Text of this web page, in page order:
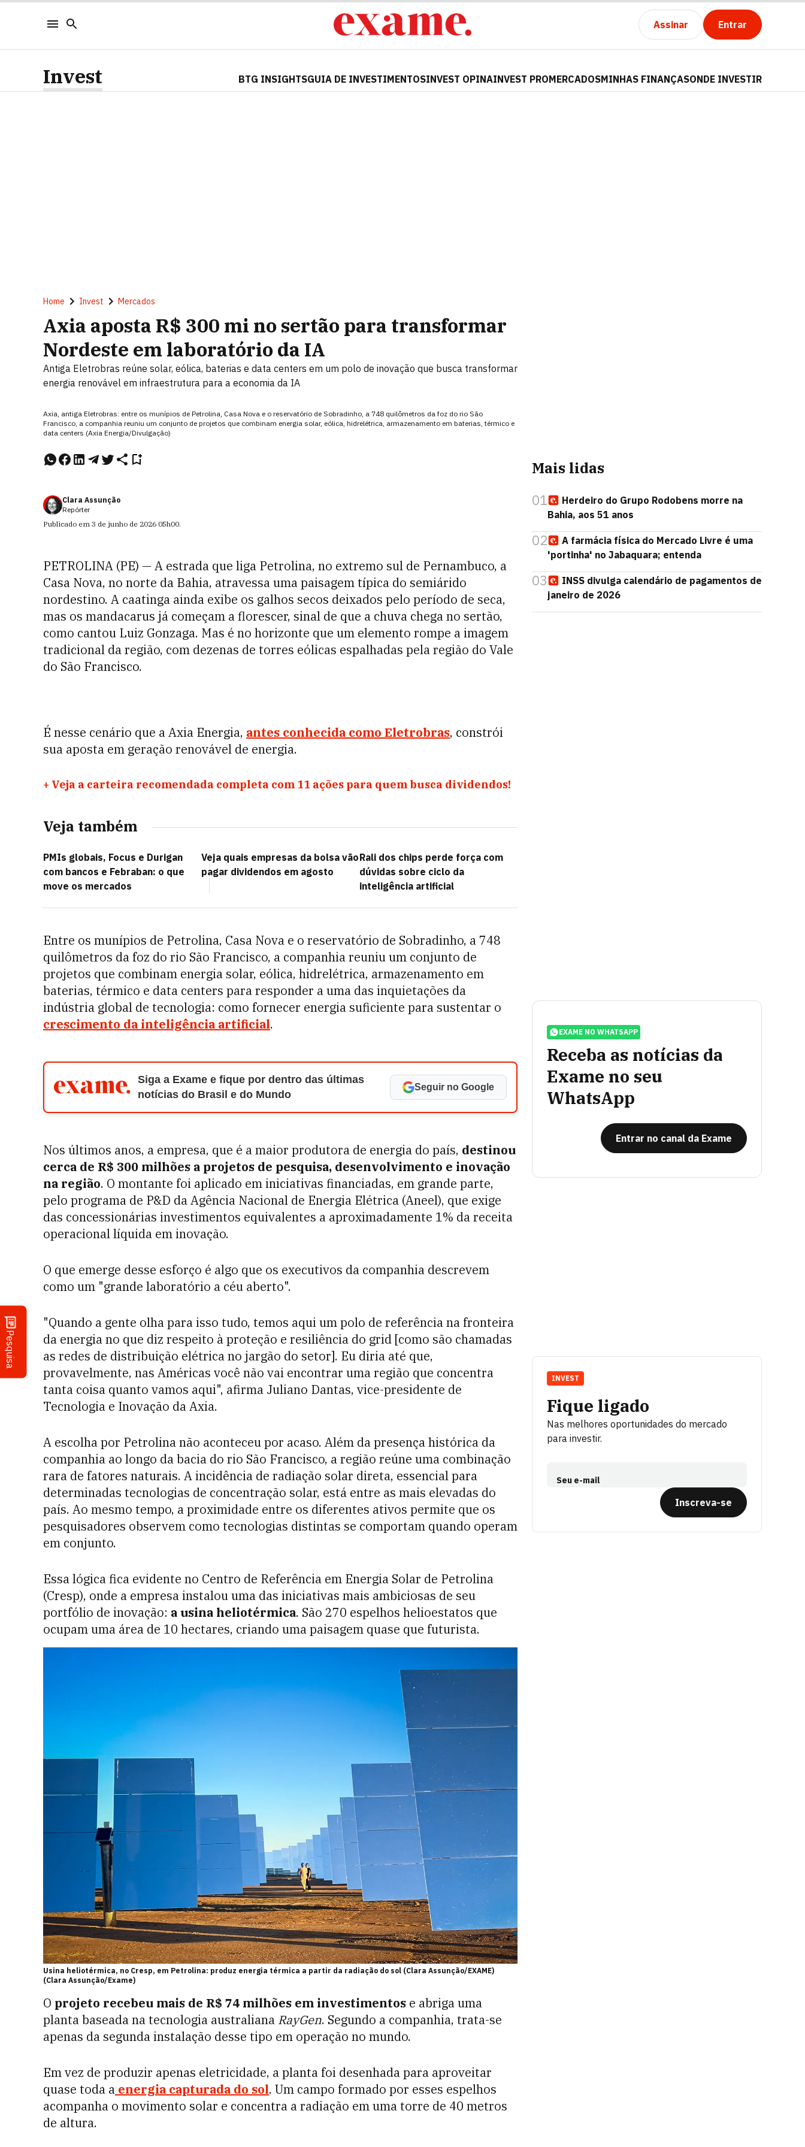
Assinar Entrar
Pesquisa
Invest BTG INSIGHTSGUIA DE INVESTIMENTOSINVEST OPINAINVEST PROMERCADOSMINHAS FINANÇASONDE INVESTIR
Home Invest Mercados
Axia aposta R$ 300 mi no sertão para transformar
Nordeste em laboratório da IA
Antiga Eletrobras reúne solar, eólica, baterias e data centers em um polo de inovação que busca transformar
energia renovável em infraestrutura para a economia da IA
Axia, antiga Eletrobras: entre os munípios de Petrolina, Casa Nova e o reservatório de Sobradinho, a 748 quilômetros da foz do rio São
Francisco, a companhia reuniu um conjunto de projetos que combinam energia solar, eólica, hidrelétrica, armazenamento em baterias, térmico e
data centers (Axia Energia/Divulgação)
Clara Assunção
Repórter
Publicado em 3 de junho de 2026 05h00.
PETROLINA (PE) — A estrada que liga Petrolina, no extremo sul de Pernambuco, a
Casa Nova, no norte da Bahia, atravessa uma paisagem típica do semiárido
nordestino. A caatinga ainda exibe os galhos secos deixados pelo período de seca,
mas os mandacarus já começam a florescer, sinal de que a chuva chega no sertão,
como cantou Luiz Gonzaga. Mas é no horizonte que um elemento rompe a imagem
tradicional da região, com dezenas de torres eólicas espalhadas pela região do Vale
do São Francisco.
É nesse cenário que a Axia Energia, antes conhecida como Eletrobras, constrói
sua aposta em geração renovável de energia.
+ Veja a carteira recomendada completa com 11 ações para quem busca dividendos!
Veja também
PMIs globais, Focus e Durigan
com bancos e Febraban: o que
move os mercados
Veja quais empresas da bolsa vão
pagar dividendos em agosto
Rali dos chips perde força com
dúvidas sobre ciclo da
inteligência artificial
Entre os munípios de Petrolina, Casa Nova e o reservatório de Sobradinho, a 748
quilômetros da foz do rio São Francisco, a companhia reuniu um conjunto de
projetos que combinam energia solar, eólica, hidrelétrica, armazenamento em
baterias, térmico e data centers para responder a uma das inquietações da
indústria global de tecnologia: como fornecer energia suficiente para sustentar o
crescimento da inteligência artificial.
Siga a Exame e fique por dentro das últimas
notícias do Brasil e do Mundo
Seguir no Google
Nos últimos anos, a empresa, que é a maior produtora de energia do país, destinou
cerca de R$ 300 milhões a projetos de pesquisa, desenvolvimento e inovação
na região. O montante foi aplicado em iniciativas financiadas, em grande parte,
pelo programa de P&D da Agência Nacional de Energia Elétrica (Aneel), que exige
das concessionárias investimentos equivalentes a aproximadamente 1% da receita
operacional líquida em inovação.
O que emerge desse esforço é algo que os executivos da companhia descrevem
como um "grande laboratório a céu aberto".
"Quando a gente olha para isso tudo, temos aqui um polo de referência na fronteira
da energia no que diz respeito à proteção e resiliência do grid [como são chamadas
as redes de distribuição elétrica no jargão do setor]. Eu diria até que,
provavelmente, nas Américas você não vai encontrar uma região que concentra
tanta coisa quanto vamos aqui", afirma Juliano Dantas, vice-presidente de
Tecnologia e Inovação da Axia.
A escolha por Petrolina não aconteceu por acaso. Além da presença histórica da
companhia ao longo da bacia do rio São Francisco, a região reúne uma combinação
rara de fatores naturais. A incidência de radiação solar direta, essencial para
determinadas tecnologias de concentração solar, está entre as mais elevadas do
país. Ao mesmo tempo, a proximidade entre os diferentes ativos permite que os
pesquisadores observem como tecnologias distintas se comportam quando operam
em conjunto.
Essa lógica fica evidente no Centro de Referência em Energia Solar de Petrolina
(Cresp), onde a empresa instalou uma das iniciativas mais ambiciosas de seu
portfólio de inovação: a usina heliotérmica. São 270 espelhos helioestatos que
ocupam uma área de 10 hectares, criando uma paisagem quase que futurista.
Usina heliotérmica, no Cresp, em Petrolina: produz energia térmica a partir da radiação do sol (Clara Assunção/EXAME)
(Clara Assunção/Exame)
O projeto recebeu mais de R$ 74 milhões em investimentos e abriga uma
planta baseada na tecnologia australiana RayGen. Segundo a companhia, trata-se
apenas da segunda instalação desse tipo em operação no mundo.
Em vez de produzir apenas eletricidade, a planta foi desenhada para aproveitar
quase toda a energia capturada do sol. Um campo formado por esses espelhos
acompanha o movimento solar e concentra a radiação em uma torre de 40 metros
de altura.
Mais lidas
01
Herdeiro do Grupo Rodobens morre na
Bahia, aos 51 anos
02
A farmácia física do Mercado Livre é uma
'portinha' no Jabaquara; entenda
03
INSS divulga calendário de pagamentos de
janeiro de 2026
EXAME NO WHATSAPP
Receba as notícias da
Exame no seu
WhatsApp
Entrar no canal da Exame
Fique ligado
Nas melhores oportunidades do mercado
para investir.
Seu e-mail
Inscreva-se
INVEST